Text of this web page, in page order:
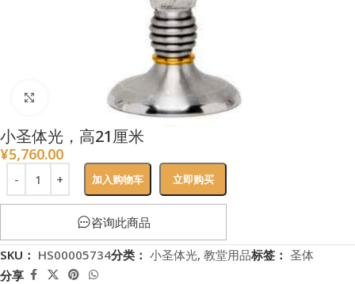
小圣体光，高21厘米
¥5,760.00
加入购物车 立即购买
咨询此商品
SKU： HS00005734分类： 小圣体光, 教堂用品标签： 圣体
分享